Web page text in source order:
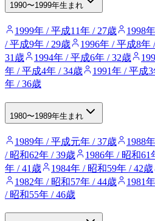
1990〜1999年生まれ
1999年 / 平成11年 / 27歳 1998
/ 平成9年 / 29歳
1996年 / 平成8年
31歳
1994年 / 平成6年 / 32歳
年 / 平成4年 / 34歳
1991年 / 平成
年 / 36歳
1980〜1989年生まれ
1989年 / 平成元年 / 37歳 1988
/ 昭和62年 / 39歳
1986年 / 昭和61
年 / 41歳
1984年 / 昭和59年 / 42歳
1982年 / 昭和57年 / 44歳
1981
/ 昭和55年 / 46歳